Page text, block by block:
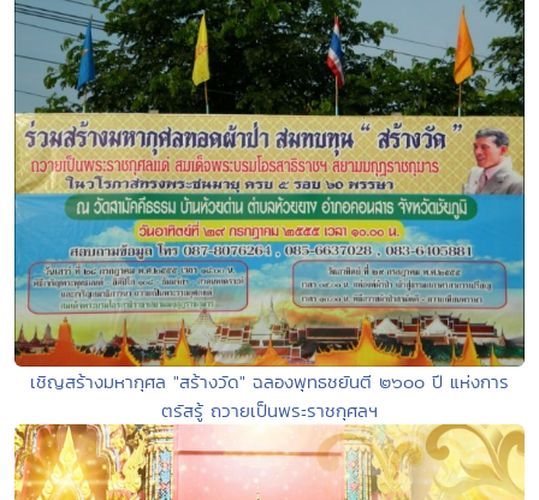
เชิญสร้างมหากุศล "สร้างวัด" ฉลองพุทธชยันตี ๒๖๐๐ ปี แห่งการ
ตรัสรู้ ถวายเป็นพระราชกุศลฯ